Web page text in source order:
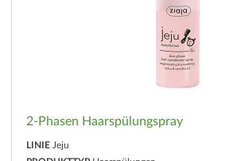
2-Phasen Haarspülungspray
LINIE Jeju